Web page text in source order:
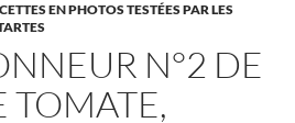
EN PHOTOS TESTÉES PAR LES
N°2 DE
TOMATE,